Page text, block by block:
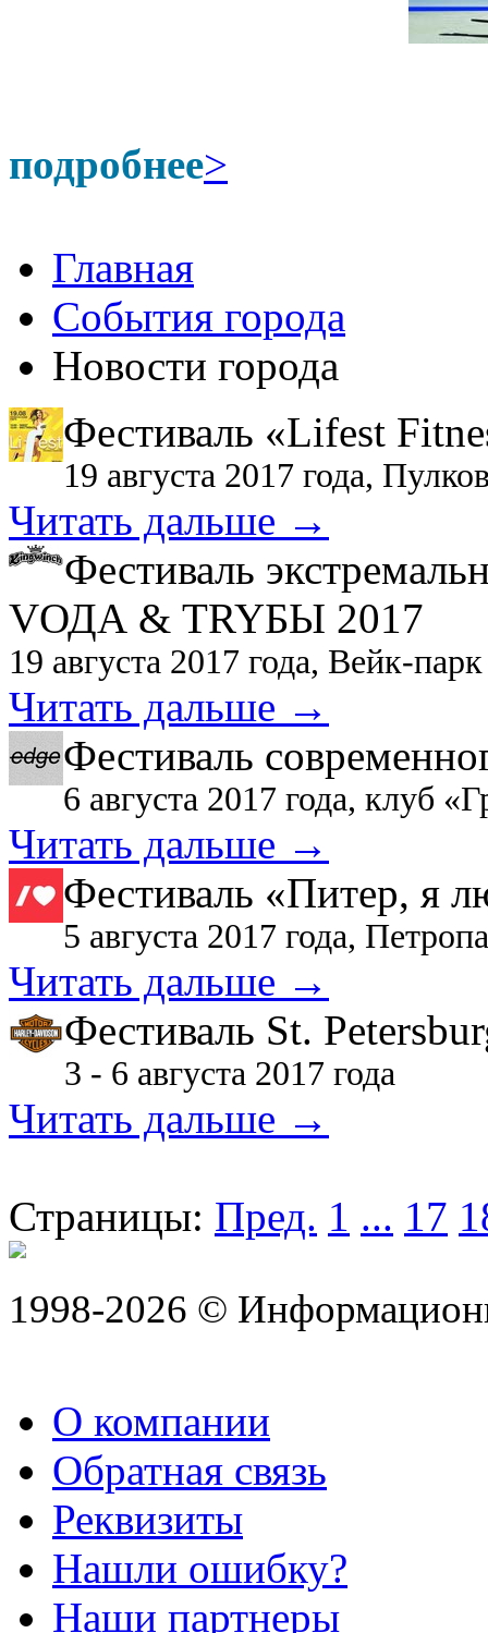
подробнее>
Главная
События города
Новости города
Фестиваль «Lifest
19 августа 2017 года,
Читать дальше →
Фестиваль
VОДА & TRYБЫ 2017
19 августа 2017 года, Вейк-
Читать дальше →
Фестиваль
6 августа 2017 года, клуб
Читать дальше →
Фестиваль «Питер, я
5 августа 2017 года,
Читать дальше →
Фестиваль St.
3 - 6 августа 2017 года
Читать дальше →
Страницы: Пред. 1 ... 17
1998-2026 ©
О компании
Обратная связь
Реквизиты
Нашли ошибку?
Наши партнеры